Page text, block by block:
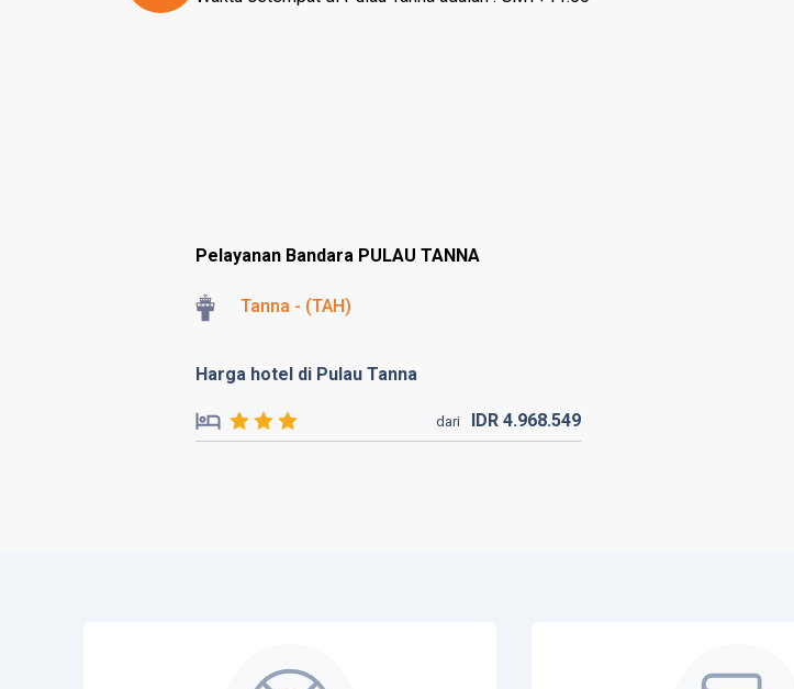
Pelayanan Bandara PULAU TANNA
Tanna - (TAH)
Harga hotel di Pulau Tanna
dari IDR4.968.549